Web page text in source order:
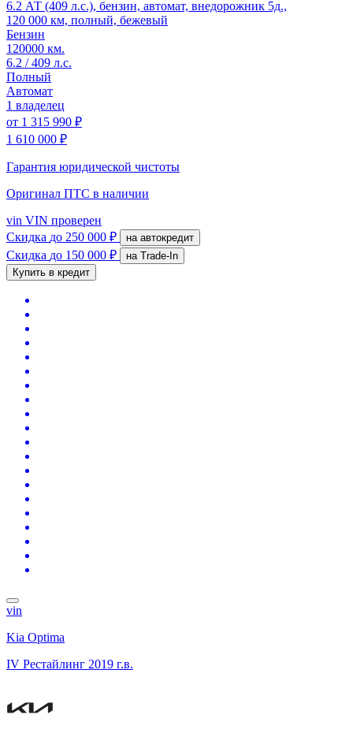
6.2 АТ (409 л.с.), бензин, автомат, внедорожник 5д.,
120 000 км, полный, бежевый
Бензин
120000 км.
6.2 / 409 л.с.
Полный
Автомат
1 владелец
от 1 315 990 ₽
1 610 000 ₽
Гарантия юридической чистоты
Оригинал ПТС в наличии
vin VIN проверен
Скидка до 250 000 ₽ на автокредит
Скидка до 150 000 ₽
на Trade-In
Купить в кредит
vin
Kia Optima
IV Рестайлинг 2019 г.в.